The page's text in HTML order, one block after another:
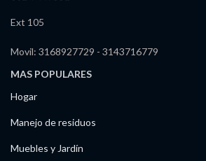
Ext 105
Movil: 3168927729 - 3143716779
MAS POPULARES
Hogar
Manejo de residuos
Muebles y Jardín